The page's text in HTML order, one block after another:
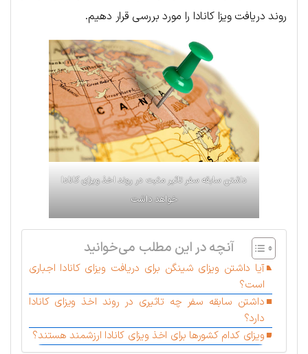
روند دریافت ویزا کانادا را مورد بررسی قرار دهیم.
داشتن سابقه سفر تاثیر مثبت در روند اخذ ویزای کانادا
خواهد داشت
آنچه در این مطلب می‌خوانید
آیا داشتن ویزای شینگن برای دریافت ویزای کانادا اجباری
است؟
داشتن سابقه سفر چه تاثیری در روند اخذ ویزای کانادا
دارد؟
ویزای کدام کشورها برای اخذ ویزای کانادا ارزشمند هستند؟